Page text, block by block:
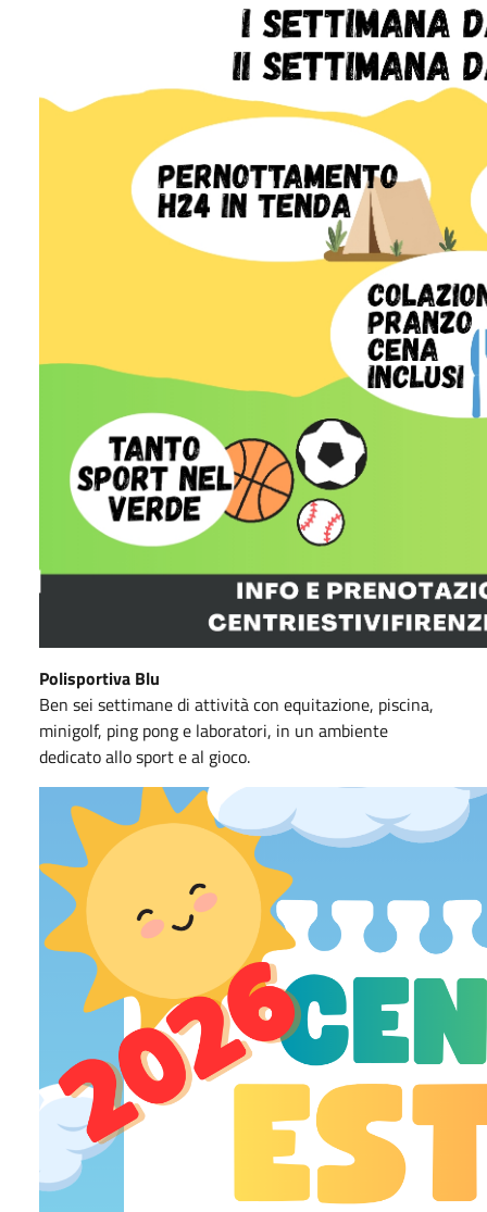
Polisportiva Blu
Ben sei settimane di attività con equitazione, piscina,
minigolf, ping pong e laboratori, in un ambiente
dedicato allo sport e al gioco.